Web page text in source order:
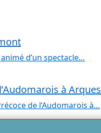
animé d’un spectacle…
à Arques
de l’Audomarois à…